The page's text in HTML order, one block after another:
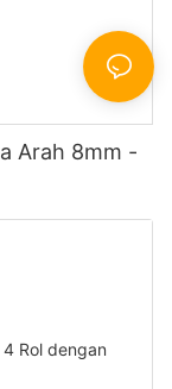
Arah 8mm -